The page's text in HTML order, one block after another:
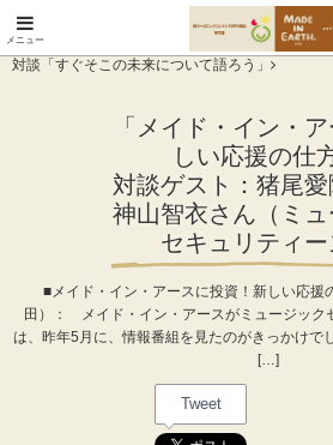
オーガニックコッ
メニュー
対談「すぐそこの未来について語ろう」
「メイド・イン・
しい応援の仕
対談ゲスト：猪尾愛
神山智衣さん（ミュ
セキュリティー
■メイド・イン・アースに投資！新しい応援
田）： メイド・イン・アースがミュージック
は、昨年5月に、情報番組を見たのがきっかけで
[…]
Tweet